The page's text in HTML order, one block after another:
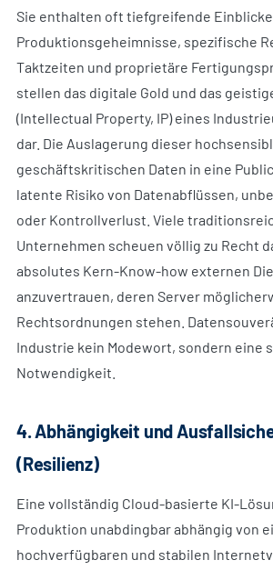
Sie enthalten oft tiefgreifende
Produktionsgeheimnisse, spezifische
Taktzeiten und proprietäre
stellen das digitale Gold und das
(Intellectual Property, IP) eines
dar. Die Auslagerung dieser
geschäftskritischen Daten in eine
latente Risiko von Datenabflüssen,
oder Kontrollverlust. Viele
Unternehmen scheuen völlig zu Recht
absolutes Kern-Know-how externen
anzuvertrauen, deren Server
Rechtsordnungen stehen.
Industrie kein Modewort, sondern eine
Notwendigkeit.
4. Abhängigkeit und
(Resilienz)
Eine vollständig Cloud-basierte KI-
Produktion unabdingbar abhängig von
hochverfügbaren und stabilen